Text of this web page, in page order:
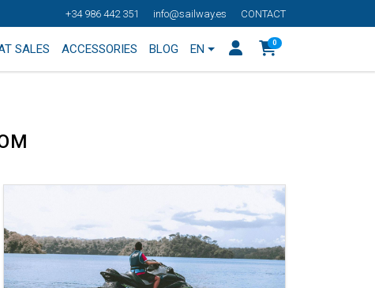
+34 986 442 351 info@sailway.es CONTACT
SALES ACCESSORIES BLOG EN 0